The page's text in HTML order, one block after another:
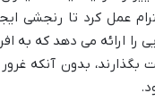
عمل کرد تا رنجشی
را ارائه می دهد که به
بگذارند، بدون آنکه